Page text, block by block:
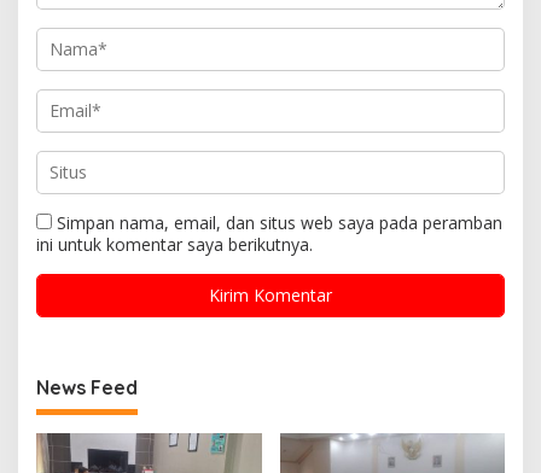
Simpan nama, email, dan situs web saya pada peramban
ini untuk komentar saya berikutnya.
News Feed